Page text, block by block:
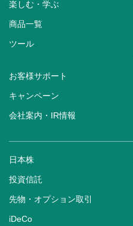
楽しむ・学ぶ
商品一覧
ツール
お客様サポート
キャンペーン
会社案内・IR情報
日本株
投資信託
先物・オプション取引
iDeCo